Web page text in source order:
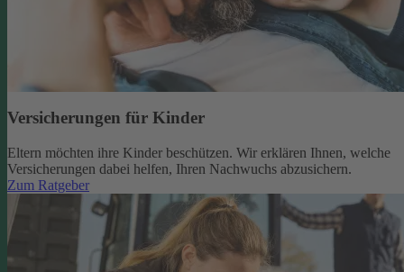
Versicherungen für Kinder
Eltern möchten ihre Kinder beschützen. Wir erklären Ihnen, welche
Versicherungen dabei helfen, Ihren Nachwuchs abzusichern.
Zum Ratgeber